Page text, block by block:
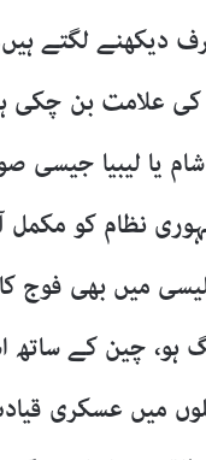
لگتے
کی علامت بن چکی
یا لیبیا جیسی
نظام کو مکمل
میں بھی فوج
ہو، چین کے
میں عسکری